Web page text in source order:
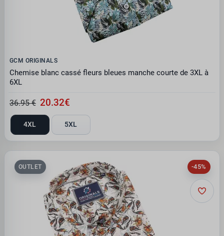
GCM ORIGINALS
Chemise blanc cassé fleurs bleues manche courte de 3XL à
6XL
36.95 € 20.32€
4XL 5XL
-45%
OUTLET